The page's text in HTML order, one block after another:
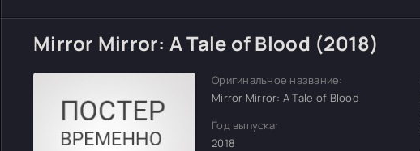
Mirror Mirror: A Tale of Blood (2018)
Оригинальное название:
Mirror Mirror: A Tale of Blood
Год выпуска:
2018